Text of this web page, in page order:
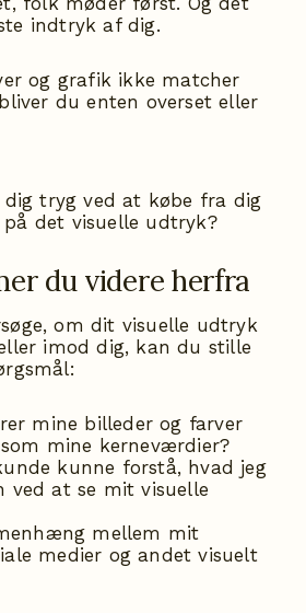
indtryk af dig.
og grafik ikke matcher
du enten overset eller
dig tryg ved at købe fra dig
det visuelle udtryk?
du videre herfra
om dit visuelle udtryk
imod dig, kan du stille
mine billeder og farver
mine kerneværdier?
kunne forstå, hvad jeg
ved at se mit visuelle
mellem mit
medier og andet visuelt